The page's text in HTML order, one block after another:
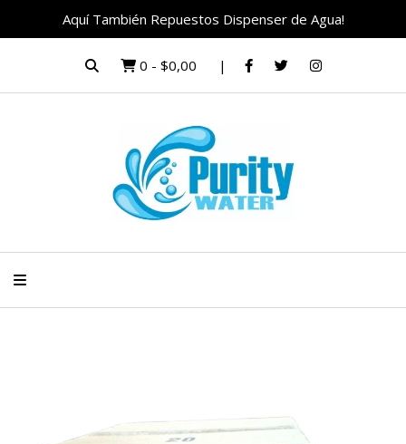
Aquí También Repuestos Dispenser de Agua!
0 - $0,00